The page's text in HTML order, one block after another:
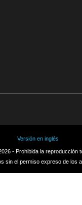
Versión en inglés
- Prohibida la reproducción
sin el permiso expreso de los